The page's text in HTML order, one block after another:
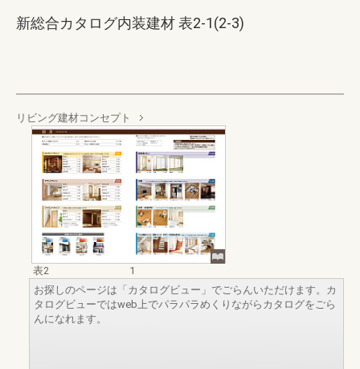
新総合カタログ内装建材 表2-1(2-3)
リビング建材コンセプト
表2
1
お探しのページは「カタログビュー」でごらんいただけます。カ
タログビューではweb上でパラパラめくりながらカタログをごら
んになれます。